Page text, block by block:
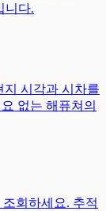
니다.
지 시각과 시차를
없는 해퓨쳐의
회하세요. 추적